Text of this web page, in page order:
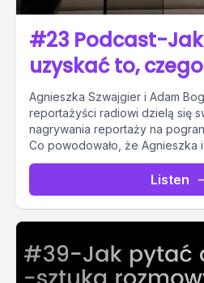
#23 Podcast-
uzyskać to,
Agnieszka Szwajgier i Adam
reportażyści radiowi dzielą się
nagrywania reportaży na
Co powodowało, że Agnieszka i
Listen